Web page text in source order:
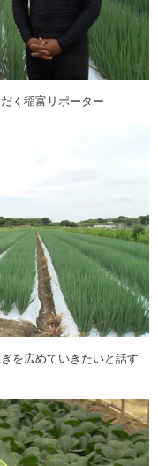
く稲富リポーター
を広めていきたいと話す